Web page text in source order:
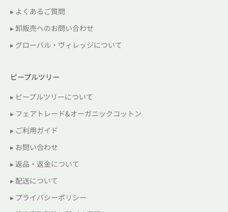
▸ よくあるご質問
▸ 卸販売へのお問い合わせ
▸ グローバル・ヴィレッジについて
ピープルツリー
▸ ピープルツリーについて
▸ フェアトレード&オーガニックコットン
▸ ご利用ガイド
▸ お問い合わせ
▸ 返品・返金について
▸ 配送について
▸ プライバシーポリシー